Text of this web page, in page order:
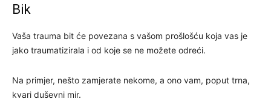
Bik
Vaša trauma bit će povezana s vašom prošlošću koja vas je
jako traumatizirala i od koje se ne možete odreći.
Na primjer, nešto zamjerate nekome, a ono vam, poput trna,
kvari duševni mir.